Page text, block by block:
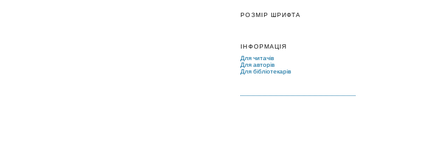
РОЗМІР ШРИФТА
ІНФОРМАЦІЯ
Для читачів
Для авторів
Для бібліотекарів